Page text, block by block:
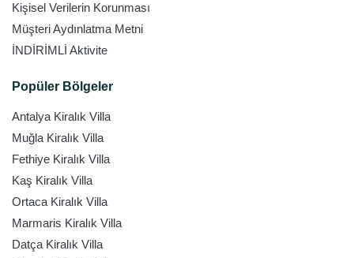
Kişisel Verilerin Korunması
Müşteri Aydınlatma Metni
İNDİRİMLİ Aktivite
Popüler Bölgeler
Antalya Kiralık Villa
Muğla Kiralık Villa
Fethiye Kiralık Villa
Kaş Kiralık Villa
Ortaca Kiralık Villa
Marmaris Kiralık Villa
Datça Kiralık Villa